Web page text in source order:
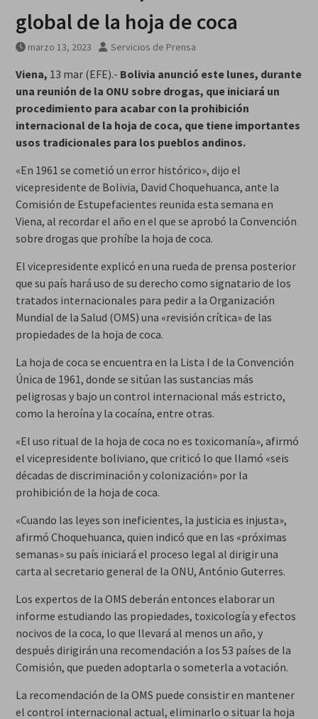
global de la hoja de coca
marzo 13, 2023 Servicios de Prensa
Viena, 13 mar (EFE).- Bolivia anunció este lunes, durante
una reunión de la ONU sobre drogas, que iniciará un
procedimiento para acabar con la prohibición
internacional de la hoja de coca, que tiene importantes
usos tradicionales para los pueblos andinos.
«En 1961 se cometió un error histórico», dijo el
vicepresidente de Bolivia, David Choquehuanca, ante la
Comisión de Estupefacientes reunida esta semana en
Viena, al recordar el año en el que se aprobó la Convención
sobre drogas que prohíbe la hoja de coca.
El vicepresidente explicó en una rueda de prensa posterior
que su país hará uso de su derecho como signatario de los
tratados internacionales para pedir a la Organización
Mundial de la Salud (OMS) una «revisión crítica» de las
propiedades de la hoja de coca.
La hoja de coca se encuentra en la Lista I de la Convención
Única de 1961, donde se sitúan las sustancias más
peligrosas y bajo un control internacional más estricto,
como la heroína y la cocaína, entre otras.
«El uso ritual de la hoja de coca no es toxicomanía», afirmó
el vicepresidente boliviano, que criticó lo que llamó «seis
décadas de discriminación y colonización» por la
prohibición de la hoja de coca.
«Cuando las leyes son ineficientes, la justicia es injusta»,
afirmó Choquehuanca, quien indicó que en las «próximas
semanas» su país iniciará el proceso legal al dirigir una
carta al secretario general de la ONU, António Guterres.
Los expertos de la OMS deberán entonces elaborar un
informe estudiando las propiedades, toxicología y efectos
nocivos de la coca, lo que llevará al menos un año, y
después dirigirán una recomendación a los 53 países de la
Comisión, que pueden adoptarla o someterla a votación.
La recomendación de la OMS puede consistir en mantener
el control internacional actual, eliminarlo o situar la hoja